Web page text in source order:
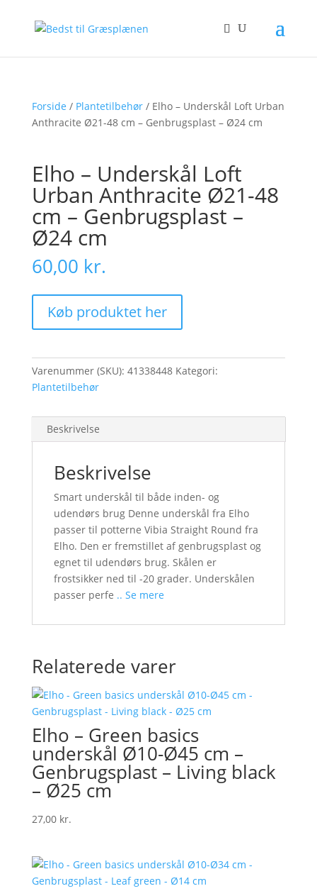
Forside / Plantetilbehør/ Elho – Underskål Loft Urban
Anthracite Ø21-48 cm – Genbrugsplast – Ø24 cm
Elho – Underskål Loft
Urban Anthracite Ø21-48
cm – Genbrugsplast –
Ø24 cm
60,00 kr.
Køb produktet her
Varenummer (SKU): 41338448 Kategori:
Plantetilbehør
Beskrivelse
Beskrivelse
Smart underskål til både inden- og
udendørs brug Denne underskål fra Elho
passer til potterne Vibia Straight Round fra
Elho. Den er fremstillet af genbrugsplast og
egnet til udendørs brug. Skålen er
frostsikker ned til -20 grader. Underskålen
passer perfe .. Se mere
Relaterede varer
Elho – Green basics
underskål Ø10-Ø45 cm –
Genbrugsplast – Living black
– Ø25 cm
27,00 kr.